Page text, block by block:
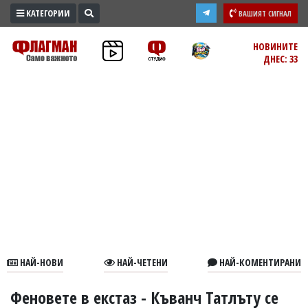
ПРОМО
ЗОНА
В
КАТЕГОРИИ ВАШИЯТ СИГНАЛ
НОВИНИТЕ
ДНЕС: 33
НАЙ-НОВИ НАЙ-ЧЕТЕНИ НАЙ-КОМЕНТИРАНИ
Феновете в екстаз - Къванч Татлъту се